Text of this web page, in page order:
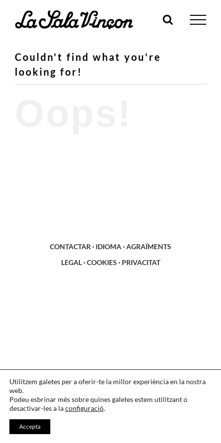
Couldn't find what you're
looking for!
CONTACTAR · IDIOMA·AGRAÏMENTS
LEGAL·COOKIES · PRIVACITAT
Utilitzem galetes per a oferir-te la millor experiència en la nostra
web.
Podeu esbrinar més sobre quines galetes estem utilitzant o
desactivar-les a laconfiguració.
Accepta